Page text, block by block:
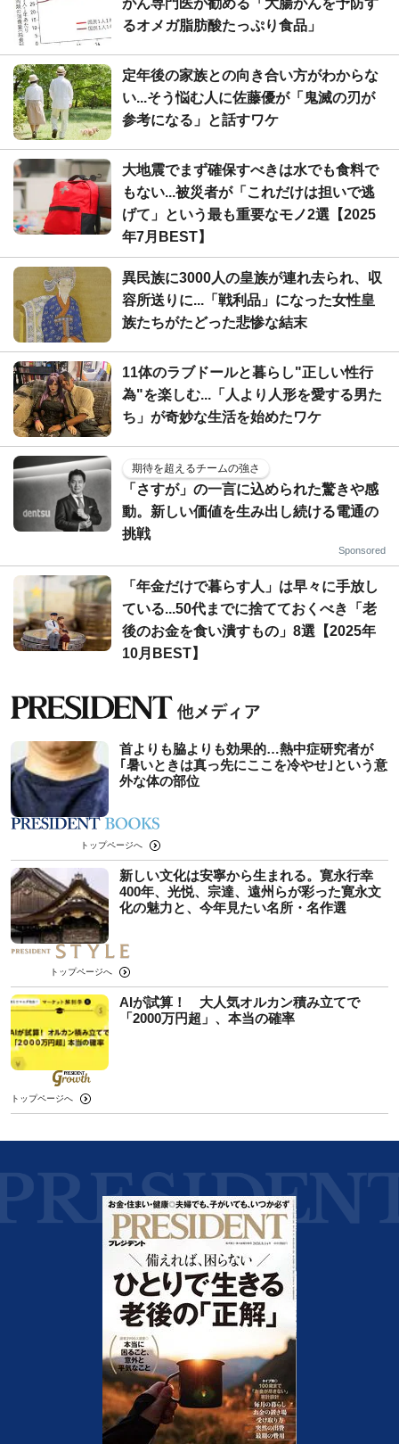
がん専門医が勧める「大腸がんを予防す
るオメガ脂肪酸たっぷり食品」
定年後の家族との向き合い方がわからな
い...そう悩む人に佐藤優が「鬼滅の刃が
参考になる」と話すワケ
大地震でまず確保すべきは水でも食料で
もない...被災者が「これだけは担いで逃
げて」という最も重要なモノ2選【2025
年7月BEST】
異民族に3000人の皇族が連れ去られ、収
容所送りに...「戦利品」になった女性皇
族たちがたどった悲惨な結末
11体のラブドールと暮らし"正しい性行
為"を楽しむ...「人より人形を愛する男た
ち」が奇妙な生活を始めたワケ
期待を超えるチームの強さ
「さすが」の一言に込められた驚きや感
動。新しい価値を生み出し続ける電通の
挑戦
Sponsored
「年金だけで暮らす人」は早々に手放し
ている...50代までに捨てておくべき「老
後のお金を食い潰すもの」8選【2025年
10月BEST】
首よりも脇よりも効果的…熱中症研究者が
｢暑いときは真っ先にここを冷やせ｣という意
外な体の部位
トップページへ
新しい文化は安寧から生まれる。寛永行幸
400年、光悦、宗達、遠州らが彩った寛永文
化の魅力と、今年見たい名所・名作選
トップページへ
AIが試算！ 大人気オルカン積み立てで
「2000万円超」、本当の確率
トップページへ